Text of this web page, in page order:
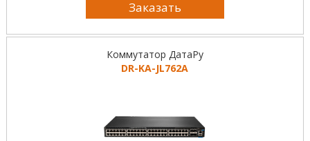
Заказать
Коммутатор ДатаРу
DR-KА-JL762A